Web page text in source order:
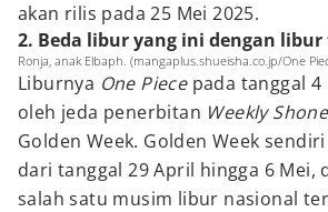
akan rilis pada 25 Mei 2025.
2. Beda libur yang ini dengan libur
Ronja, anak Elbaph. (mangaplus.shueisha.co.jp/One
Liburnya One Piecepada tanggal 4
oleh jeda penerbitan Weekly
Golden Week. Golden Week
dari tanggal 29 April hingga 6 Mei,
salah satu musim libur nasional